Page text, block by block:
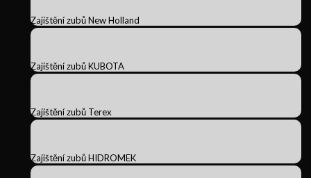
Zajištění zubů New Holland
Zajištění zubů KUBOTA
Zajištění zubů Terex
Zajištění zubů HIDROMEK